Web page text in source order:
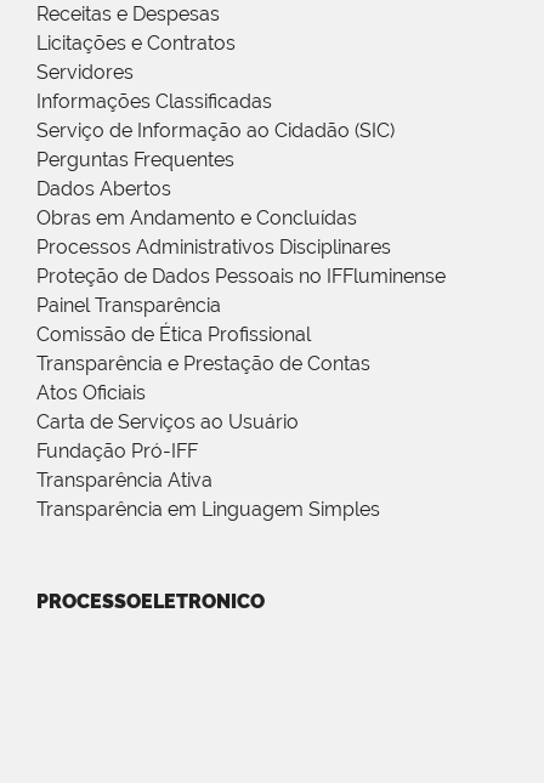
Receitas e Despesas
Licitações e Contratos
Servidores
Informações Classificadas
Serviço de Informação ao Cidadão (SIC)
Perguntas Frequentes
Dados Abertos
Obras em Andamento e Concluídas
Processos Administrativos Disciplinares
Proteção de Dados Pessoais no IFFluminense
Painel Transparência
Comissão de Ética Profissional
Transparência e Prestação de Contas
Atos Oficiais
Carta de Serviços ao Usuário
Fundação Pró-IFF
Transparência Ativa
Transparência em Linguagem Simples
PROCESSOELETRONICO